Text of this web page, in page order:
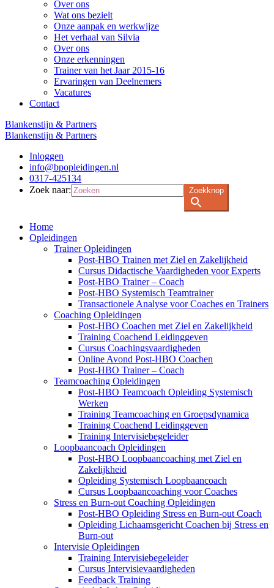
Over ons
Wat ons bezielt
Onze aanpak en werkwijze
Het verhaal van Silvia
Over ons
Onze erkenningen
Trainer van het Jaar 2015-16
Ervaringen van Deelnemers
Vacatures
Contact
Blankenstijn & Partners
Blankenstijn & Partners
Inloggen
info@bpopleidingen.nl
0317-425134
Zoek naar:
Zoekknop
Home
Opleidingen
Trainer Opleidingen
Post-HBO Trainen met Ziel en Zakelijkheid
Cursus Didactische Vaardigheden voor Experts
Post-HBO Trainer – Coach
Post-HBO Systemisch Teamtrainer
Transactionele Analyse voor Coaches en Trainers
Coaching Opleidingen
Post-HBO Coachen met Ziel en Zakelijkheid
Training Coachend Leidinggeven
Cursus Coachingsvaardigheden
Online Avond Post-HBO Coachen
Post-HBO Trainer – Coach
Teamcoaching Opleidingen
Post-HBO Teamcoach Opleiding Systemisch
Werken
Training Teamcoaching en Groepsdynamica
Training Coachend Leidinggeven
Training Intervisiebegeleider
Loopbaancoach Opleidingen
Post-HBO Loopbaancoaching met Ziel en
Zakelijkheid
Opleiding Systemisch Loopbaancoach
Cursus Loopbaancoaching voor Coaches
Stress en Burn-out Coaching Opleidingen
Post-HBO Opleiding Stress en Burn-out Coach
Opleiding Lichaamsgericht Coachen bij Stress en
Burn-out
Intervisie Opleidingen
Training Intervisiebegeleider
Cursus Intervisievaardigheden
Feedback Training